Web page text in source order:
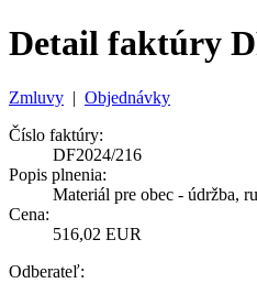
Detail faktúry
Zmluvy | Objednávky
Číslo faktúry:
DF2024/216
Popis plnenia:
Materiál pre obec - údržba,
Cena:
516,02 EUR
Odberateľ: